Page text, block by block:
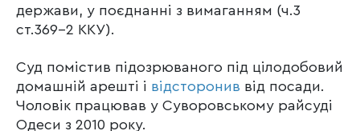
держави, у поєднанні з вимаганням (ч.3
ст.369-2 ККУ).
Суд помістив підозрюваного під цілодобовий
домашній арешті і відсторонив від посади.
Чоловік працював у Суворовському райсуді
Одеси з 2010 року.